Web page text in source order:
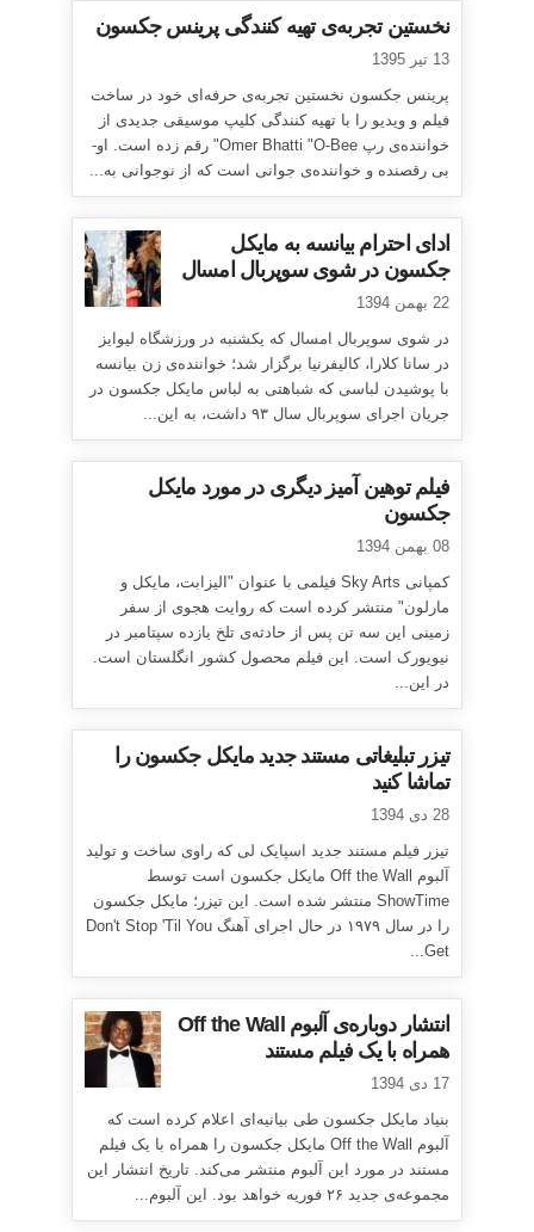
نخستین تجربه‌ی تهیه کنندگی پرینس جکسون
13 تیر 1395
پرینس جکسون نخستین تجربه‌ی حرفه‌ای خود در ساخت
فیلم و ویدیو را با تهیه کنندگی کلیپ موسیقی جدیدی از
خواننده‌ی رپ Omer Bhatti "O-Bee" رقم زده است. او-
بی رقصنده و خواننده‌ی جوانی است که از نوجوانی به...
ادای احترام بیانسه به مایکل
جکسون در شوی سوپربال امسال
22 بهمن 1394
در شوی سوپربال امسال که یکشنبه در ورزشگاه لیوایز
در سانا کلارا، کالیفرنیا برگزار شد؛ خواننده‌ی زن بیانسه
با پوشیدن لباسی که شباهتی به لباس مایکل جکسون در
جریان اجرای سوپربال سال ۹۳ داشت، به این...
فیلم توهین آمیز دیگری در مورد مایکل
جکسون
08 بهمن 1394
کمپانی Sky Arts فیلمی با عنوان "الیزابت، مایکل و
مارلون" منتشر کرده است که روایت هجوی از سفر
زمینی این سه تن پس از حادثه‌ی تلخ یازده سپتامبر در
نیویورک است. این فیلم محصول کشور انگلستان است.
در این...
تیزر تبلیغاتی مستند جدید مایکل جکسون را
تماشا کنید
28 دی 1394
تیزر فیلم مستند جدید اسپایک لی که راوی ساخت و تولید
آلبوم Off the Wall مایکل جکسون است توسط
ShowTime منتشر شده است. این تیزر؛ مایکل جکسون
را در سال ۱۹۷۹ در حال اجرای آهنگ Don't Stop 'Til You
Get...
انتشار دوباره‌ی آلبوم Off the Wall
همراه با یک فیلم مستند
17 دی 1394
بنیاد مایکل جکسون طی بیانیه‌ای اعلام کرده است که
آلبوم Off the Wall مایکل جکسون را همراه با یک فیلم
مستند در مورد این آلبوم منتشر می‌کند. تاریخ انتشار این
مجموعه‌ی جدید ۲۶ فوریه خواهد بود. این آلبوم...